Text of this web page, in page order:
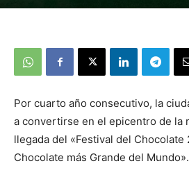
Por cuarto año consecutivo, la
a convertirse en el epicentro de la
llegada del «Festival del Chocolate
Chocolate más Grande del Mundo».